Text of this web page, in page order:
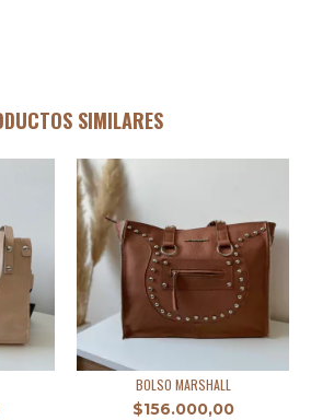
SIMILARES
BOLSO MARSHALL
$156.000,00